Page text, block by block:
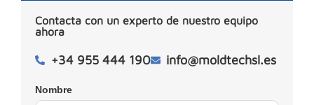
Contacta con un experto de nuestro equipo
ahora
+34 955 444 190 info@moldtechsl.es
Nombre